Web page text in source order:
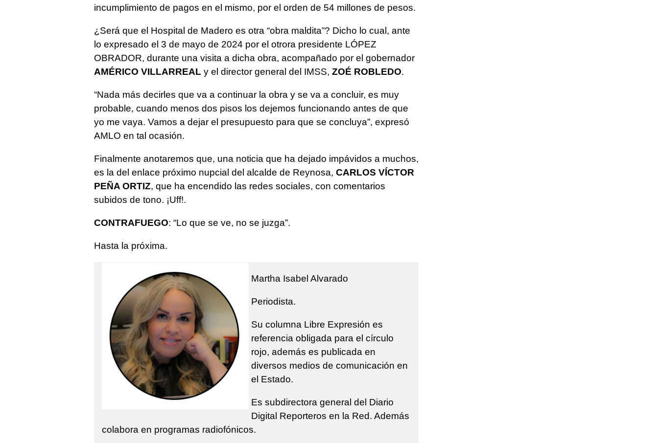
incumplimiento de pagos en el mismo, por el orden de 54 millones de pesos.
¿Será que el Hospital de Madero es otra “obra maldita”? Dicho lo cual, ante
lo expresado el 3 de mayo de 2024 por el otrora presidente LÓPEZ
OBRADOR, durante una visita a dicha obra, acompañado por el gobernador
AMÉRICO VILLARREAL y el director general del IMSS, ZOÉ ROBLEDO.
“Nada más decirles que va a continuar la obra y se va a concluir, es muy
probable, cuando menos dos pisos los dejemos funcionando antes de que
yo me vaya. Vamos a dejar el presupuesto para que se concluya”, expresó
AMLO en tal ocasión.
Finalmente anotaremos que, una noticia que ha dejado impávidos a muchos,
es la del enlace próximo nupcial del alcalde de Reynosa, CARLOS VÍCTOR
PEÑA ORTIZ, que ha encendido las redes sociales, con comentarios
subidos de tono. ¡Uff!.
CONTRAFUEGO: “Lo que se ve, no se juzga”.
Hasta la próxima.
Martha Isabel Alvarado
Periodista.
Su columna Libre Expresión es
referencia obligada para el círculo
rojo, además es publicada en
diversos medios de comunicación en
el Estado.
Es subdirectora general del Diario
Digital Reporteros en la Red. Además
colabora en programas radiofónicos.